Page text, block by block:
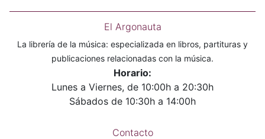
El Argonauta
La librería de la música: especializada en libros, partituras y
publicaciones relacionadas con la música.
Horario:
Lunes a Viernes, de 10:00h a 20:30h
Sábados de 10:30h a 14:00h
Contacto